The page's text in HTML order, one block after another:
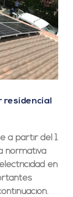
residencial
a partir del 1
normativa
en